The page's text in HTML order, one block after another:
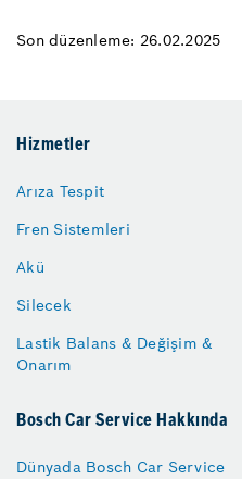
Son düzenleme: 26.02.2025
Hizmetler
Arıza Tespit
Fren Sistemleri
Akü
Silecek
Lastik Balans & Değişim &
Onarım
Bosch Car Service Hakkında
Dünyada Bosch Car Service